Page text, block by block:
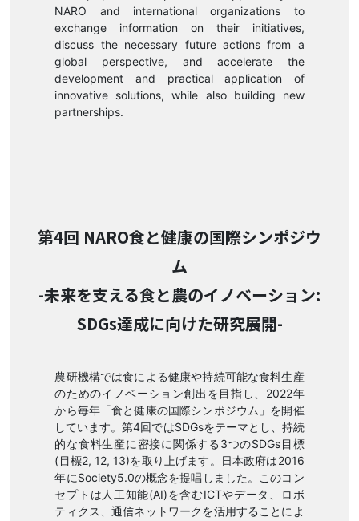
NARO and international organizations to
exchange information on their initiatives,
discuss the necessary future actions from a
global perspective, and accelerate the
development and practical application of
innovative solutions, while also building new
partnerships.
第4回 NARO食と健康の国際シンポジウ
ム
-未来を支える食と農のイノベーション:
SDGs達成に向けた研究展開-
農研機構では食による健康や持続可能な食料生産
のためのイノベーション創出を目指し、2022年
から毎年「食と健康の国際シンポジウム」を開催
しています。第4回ではSDGsをテーマとし、持続
的な食料生産に密接に関係する3つのSDGs目標
(目標2, 12, 13)を取り上げます。日本政府は2016
年にSociety5.0の概念を提唱しました。このコン
セプトは人工知能(AI)を含むICTやデータ、ロボ
ティクス、通信ネットワークを活用することによ